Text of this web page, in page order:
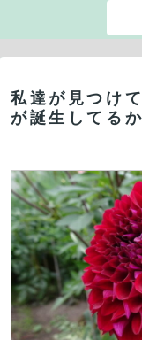
私達が見つけ
が誕生してる